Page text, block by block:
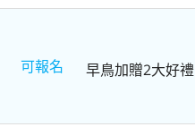
可報名 早鳥加贈2大好禮